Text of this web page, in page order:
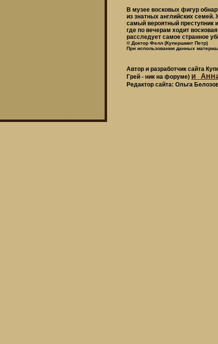
В музее восковых фигур
из знатных английских
самый вероятный преступник
где по вечерам ходит
расследует самое странное
© Доктор Фелл (Купершмит Петр)
При использовании данных
Автор и разработчик сайта
Грей - ник на форуме) и
Редактор сайта: Ольга